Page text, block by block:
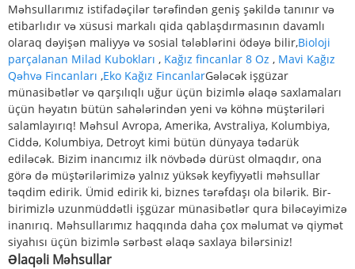
Məhsullarımız istifadəçilər tərəfindən geniş şəkildə tanınır və
etibarlıdır və xüsusi markalı qida qablaşdırmasının davamlı
olaraq dəyişən maliyyə və sosial tələblərini ödəyə bilir,Bioloji
parçalanan Milad Kubokları , Kağız fincanlar 8 Oz , Mavi Kağız
Qəhvə Fincanları ,Eko Kağız FincanlarGələcək işgüzar
münasibətlər və qarşılıqlı uğur üçün bizimlə əlaqə saxlamaları
üçün həyatın bütün sahələrindən yeni və köhnə müştəriləri
salamlayırıq! Məhsul Avropa, Amerika, Avstraliya, Kolumbiya,
Ciddə, Kolumbiya, Detroyt kimi bütün dünyaya tədarük
ediləcək. Bizim inancımız ilk növbədə dürüst olmaqdır, ona
görə də müştərilərimizə yalnız yüksək keyfiyyətli məhsullar
təqdim edirik. Ümid edirik ki, biznes tərəfdaşı ola bilərik. Bir-
birimizlə uzunmüddətli işgüzar münasibətlər qura biləcəyimizə
inanırıq. Məhsullarımız haqqında daha çox məlumat və qiymət
siyahısı üçün bizimlə sərbəst əlaqə saxlaya bilərsiniz!
Əlaqəli Məhsullar